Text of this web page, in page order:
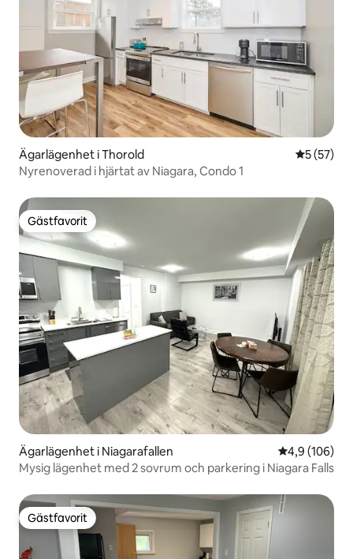
Ägarlägenhet i Thorold 5 av 5 i
5 (57)
Nyrenoverad i hjärtat av Niagara, Condo 1
Gästfavorit
Gästfavorit
Ägarlägenhet i Niagarafallen 4,9 av 5 i
4,9 (106)
Mysig lägenhet med 2 sovrum och parkering i Niagara Falls
Gästfavorit
Gästfavorit